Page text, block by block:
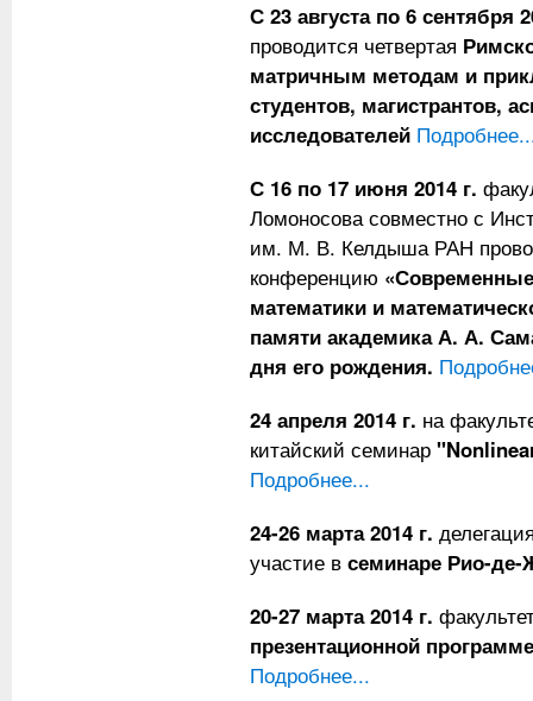
С 23 августа по 6 сентября
проводится четвертая
матричным методам и
студентов, магистрантов,
исследователей
С 16 по 17 июня 2014 г.
Ломоносова совместно с
им. М. В. Келдыша РАН
конференцию
математики и
памяти академика А. А.
дня его рождения.
24 апреля 2014 г. на
китайский семинар
Подробнее...
24-26 марта 2014 г.
участие в семинаре Рио-де-
20-27 марта 2014 г.
презентационной
Подробнее...